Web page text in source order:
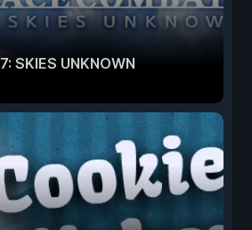
SKIES UNKNOWN